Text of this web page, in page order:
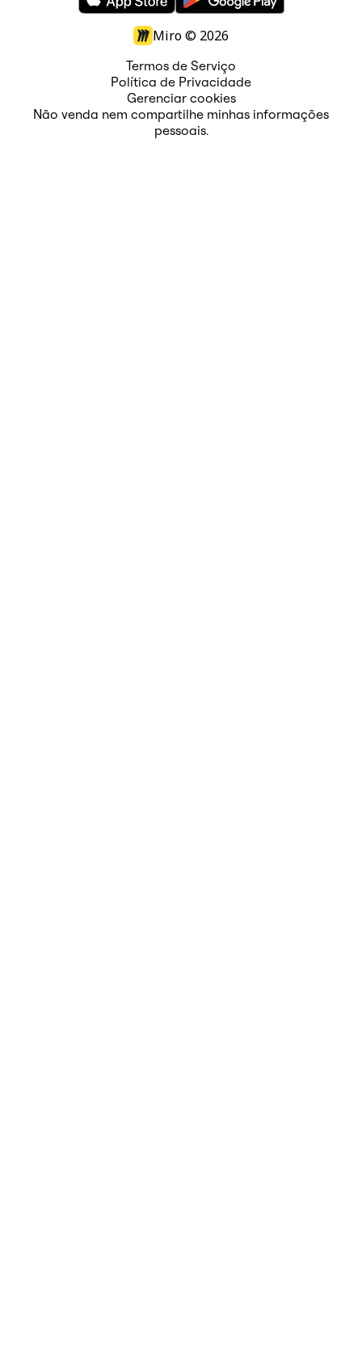
Miro © 2026
Termos de Serviço
Política de Privacidade
Gerenciar cookies
Não venda nem compartilhe minhas informações
pessoais.